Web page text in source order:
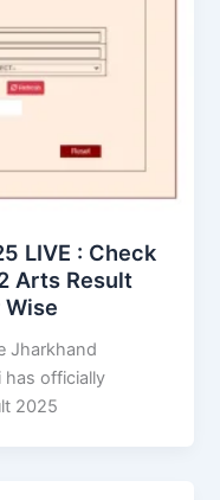
LIVE : Check
Arts Result
Wise
Jharkhand
has officially
2025